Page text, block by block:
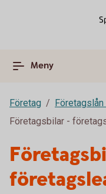
Meny
Företag
Företagsbilar -